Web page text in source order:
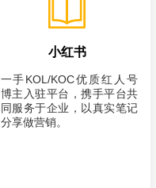
小红书
一手KOL/KOC优质红人号
博主入驻平台，携手平台共
同服务于企业，以真实笔记
分享做营销。